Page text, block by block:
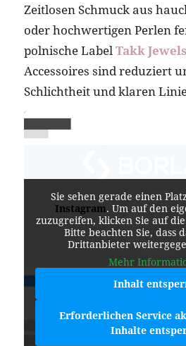
Zeitlosen Schmuck aus
oder hochwertigen Perlen
polnische LabelTakk Jewels
Accessoires sind reduziert
Schlichtheit und klaren
Sie sehen gerade einen
Instagram. Um auf den
zuzugreifen, klicken Sie auf
Bitte beachten Sie, dass
Drittanbieter
Mehr
Inhalt
Erforderlichen Service
Inhalte